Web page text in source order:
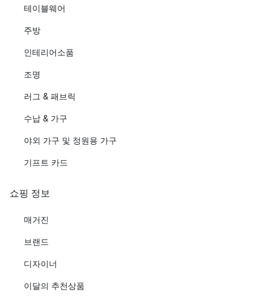
테이블웨어
주방
인테리어소품
조명
러그 & 패브릭
수납 & 가구
야외 가구 및 정원용 가구
기프트 카드
쇼핑 정보
매거진
브랜드
디자이너
이달의 추천상품